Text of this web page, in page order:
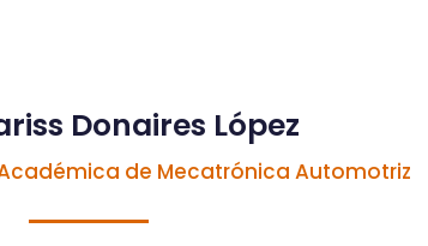
Donaires López
de Mecatrónica Automotriz